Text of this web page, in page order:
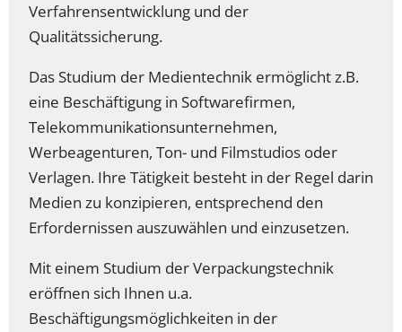
Verfahrensentwicklung und der
Qualitätssicherung.
Das Studium der Medientechnik ermöglicht z.B.
eine Beschäftigung in Softwarefirmen,
Telekommunikationsunternehmen,
Werbeagenturen, Ton- und Filmstudios oder
Verlagen. Ihre Tätigkeit besteht in der Regel darin
Medien zu konzipieren, entsprechend den
Erfordernissen auszuwählen und einzusetzen.
Mit einem Studium der Verpackungstechnik
eröffnen sich Ihnen u.a.
Beschäftigungsmöglichkeiten in der